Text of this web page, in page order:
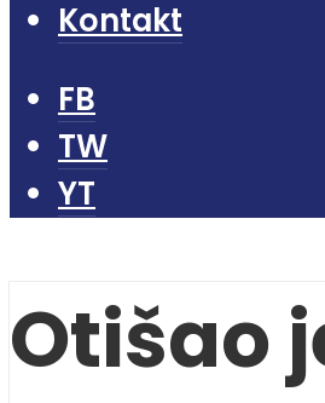
Kontakt
FB
TW
YT
Otišao